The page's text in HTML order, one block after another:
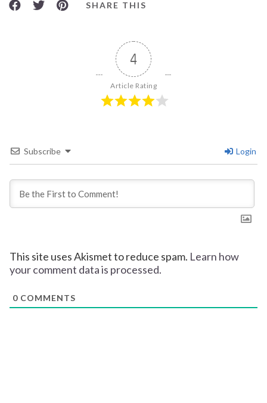
SHARE THIS
4
Article Rating
Subscribe Login
This site uses Akismet to reduce spam. Learn how
your comment data is processed.
0 COMMENTS